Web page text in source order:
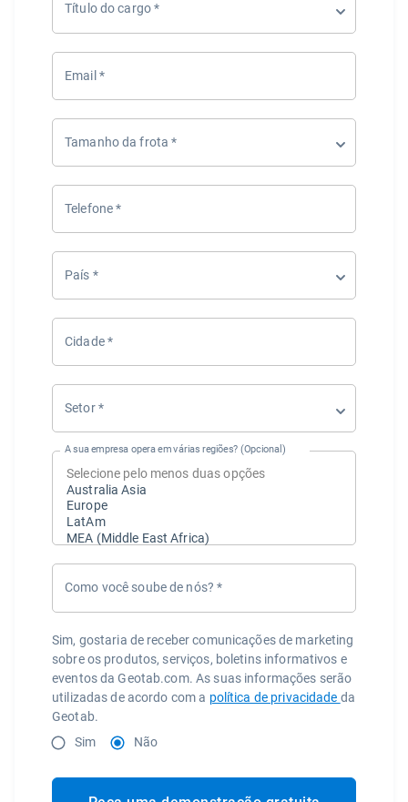
Título do cargo*
Email *
Tamanho da frota *
Telefone *
País *
Cidade *
Setor *
A sua empresa opera em várias regiões? (Opcional)
Como você soube de nós? *
Sim, gostaria de receber comunicações de marketing
sobre os produtos, serviços, boletins informativos e
eventos da Geotab.com. As suas informações serão
utilizadas de acordo com a política de privacidade da
Geotab.
Sim
Não